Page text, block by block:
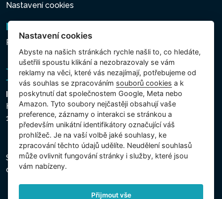
Nastavení cookies
Newsletter
Přihlášení k odběru novinek
Intex Trading, s.r.o.
Hradecká 2526/3
130 00 Praha 3 - Česká republika
Společnost je zapsána u Městského soudu v Praze,
oddíl C, vložka 74759, IČ 26150808, DIČ CZ26150808.
Nastavení cookies
Abyste na našich stránkách rychle našli to, co hledáte,
ušetřili spoustu klikání a nezobrazovaly se vám
reklamy na věci, které vás nezajímají, potřebujeme od
vás souhlas se zpracováním souborů cookies a k
poskytnutí dat společnostem Google, Meta nebo
Amazon. Tyto soubory nejčastěji obsahují vaše
preference, záznamy o interakci se stránkou a
především unikátní identifikátory označující váš
prohlížeč. Je na vaší volbě jaké souhlasy, ke
zpracování těchto údajů udělíte. Neudělení souhlasů
může ovlivnit fungování stránky i služby, které jsou
vám nabízeny.
Přijmout vše